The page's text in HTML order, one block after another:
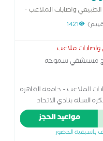
واصابات الملاعب -
الجهاز الطبي للفريق
السله بنادي
1421
ملاعب
مستشفي سموحه
الملاعب - جامعه القاهره
السله بنادي الاتحاد
السله بنادي سموحه -
الطبيعي واصابات
بنادي الاتحاد
مواعيد الحجز
باسبقية الحضور